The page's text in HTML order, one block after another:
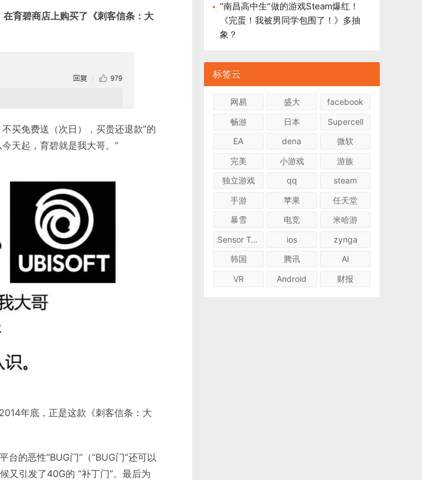
育碧商店上购买了《刺客信条：大
买免费送（次日），买贵还退款”的
天起，育碧就是我大哥。”
年底，正是这款《刺客信条：大
台的恶性“BUG门”（“BUG门”还可以
又引发了40G的 “补丁门”。最后为
“南昌高中生”做的游戏Steam爆红！
《完蛋！我被男同学包围了！》多抽
象？
标签云
网易 盛大
facebook
畅游
日本
Supercell
EA
dena
微软
完美
小游戏
游族
独立游戏
qq
steam
手游
苹果
任天堂
暴雪
电竞
米哈游
Sensor Tower
ios
zynga
韩国
腾讯
AI
VR
Android 财报